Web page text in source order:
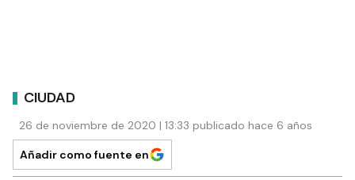
CIUDAD
26 de noviembre de 2020 | 13:33 publicado hace 6 años
Añadir como fuente en